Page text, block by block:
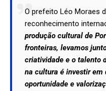
O prefeito Léo Moraes
reconhecimento
produção cultural de
fronteiras, levamos
criatividade e o talento
na cultura é investir em
oportunidade e